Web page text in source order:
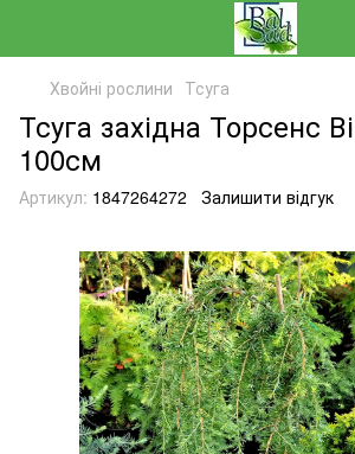
Хвойні рослини Тсуга
Тсуга західна Торсенс
100см
Артикул: 1847264272 Залишити відгук